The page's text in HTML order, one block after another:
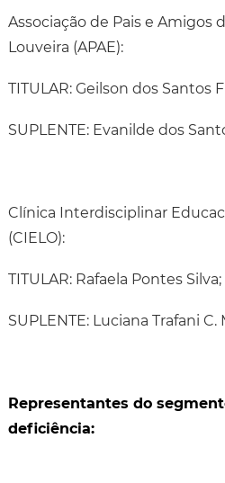
Associação de Pais e Amigos
Louveira (APAE):
TITULAR: Geilson dos Santos
SUPLENTE: Evanilde dos
Clínica Interdisciplinar
(CIELO):
TITULAR: Rafaela Pontes Silva;
SUPLENTE: Luciana Trafani C.
Representantes do
deficiência: